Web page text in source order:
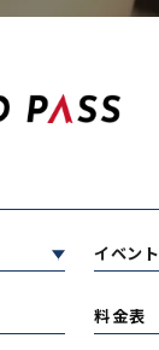
イベン
料金表